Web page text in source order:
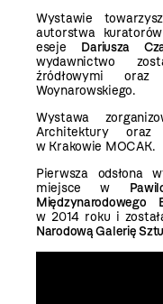
Wystawie
autorstwa
eseje Dariusza
wydawnictwo
źródłowymi
Woynarowskiego.
Wystawa
Architektury oraz
w Krakowie MOCAK.
Pierwsza odsłona
miejsce w
w 2014 roku i
Narodową Galerię